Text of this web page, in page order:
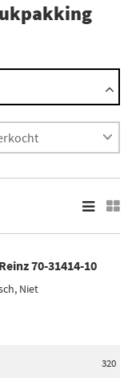
70-31414-10
Niet
320